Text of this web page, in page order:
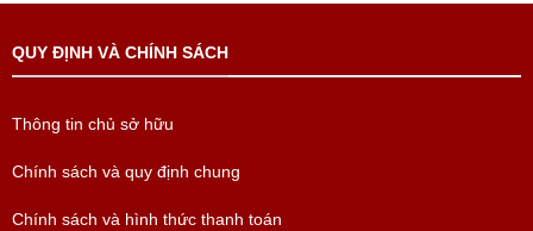
QUY ĐỊNH VÀ CHÍNH SÁCH
Thông tin chủ sở hữu
Chính sách và quy định chung
Chính sách và hình thức thanh toán